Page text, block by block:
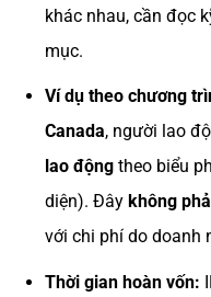
khác nhau, cần đọc
mục.
Ví dụ theo chương
Canada, người lao
lao độngtheo biểu
diện). Đây không
với chi phí do doanh
Thời gian hoàn vốn: